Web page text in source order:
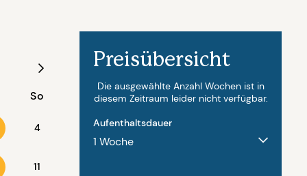
So
4
11
August - 2027
Mo Di Mi Do
Preisübersicht
Die ausgewählte Anzahl Wochen ist in
diesem Zeitraum leider nicht verfügbar.
Aufenthaltsdauer